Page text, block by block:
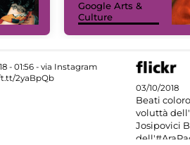
Google Arts &
Culture
03/10/2018
Beati
voluttà
Josipovici